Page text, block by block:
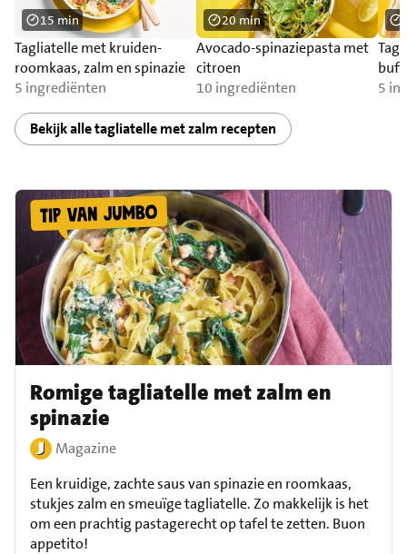
Tagliatelle met kruiden-
roomkaas, zalm en spinazie
5 ingrediënten
15 min
Avocado-spinaziepasta met
citroen
10 ingrediënten
20 min
5
Bekijk alle tagliatelle met zalm recepten
Romige tagliatelle met zalm en
spinazie
Magazine
Een kruidige, zachte saus van spinazie en roomkaas,
stukjes zalm en smeuïge tagliatelle. Zo makkelijk is het
om een prachtig pastagerecht op tafel te zetten. Buon
appetito!